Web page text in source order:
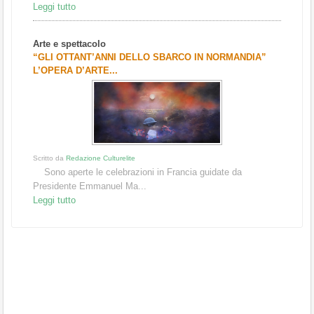
Leggi tutto
Arte e spettacolo
“GLI OTTANT’ANNI DELLO SBARCO IN NORMANDIA”
L’OPERA D’ARTE...
Scritto da Redazione Culturelite
Sono aperte le celebrazioni in Francia guidate da
Presidente Emmanuel Ma...
Leggi tutto